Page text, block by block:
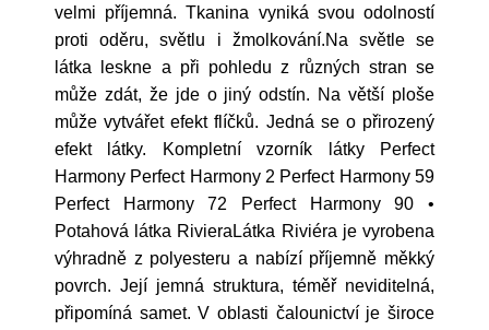
velmi příjemná. Tkanina vyniká svou odolností
proti oděru, světlu i žmolkování.Na světle se
látka leskne a při pohledu z různých stran se
může zdát, že jde o jiný odstín. Na větší ploše
může vytvářet efekt flíčků. Jedná se o přirozený
efekt látky. Kompletní vzorník látky Perfect
Harmony Perfect Harmony 2 Perfect Harmony 59
Perfect Harmony 72 Perfect Harmony 90 •
Potahová látka RivieraLátka Riviéra je vyrobena
výhradně z polyesteru a nabízí příjemně měkký
povrch. Její jemná struktura, téměř neviditelná,
připomíná samet. V oblasti čalounictví je široce